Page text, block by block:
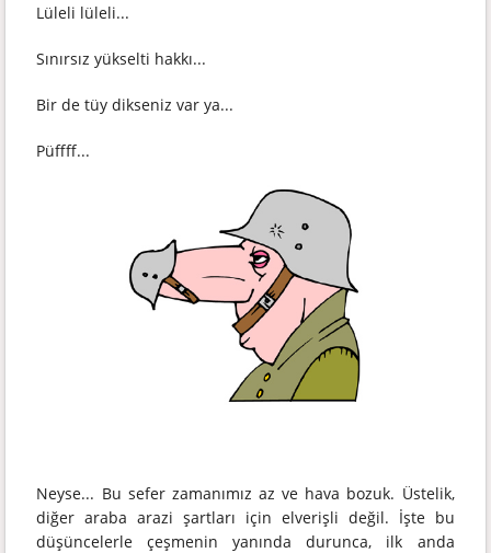
Lüleli lüleli...
Sınırsız yükselti hakkı...
Bir de tüy dikseniz var ya...
Püffff...
Neyse... Bu sefer zamanımız az ve hava bozuk. Üstelik,
diğer araba arazi şartları için elverişli değil. İşte bu
düşüncelerle çeşmenin yanında durunca, ilk anda